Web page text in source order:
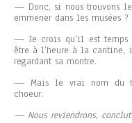
— Donc, si nous trouvons
emmener dans les musées
— Je crois qu’il est temps
être à l’heure à la cantine,
regardant sa montre.
— Mais le vrai nom du
choeur.
— Nous reviendrons, conclut